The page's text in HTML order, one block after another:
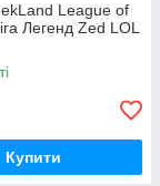
League of
Легенд Zed LOL
Купити